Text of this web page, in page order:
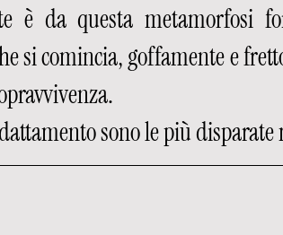
è da questa metamorfosi
si comincia, goffamente e
sono le più